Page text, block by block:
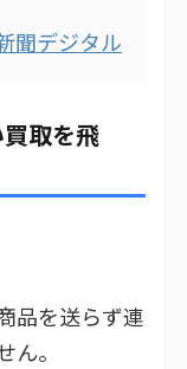
聞デジタル
取を飛
品を送らず連
。